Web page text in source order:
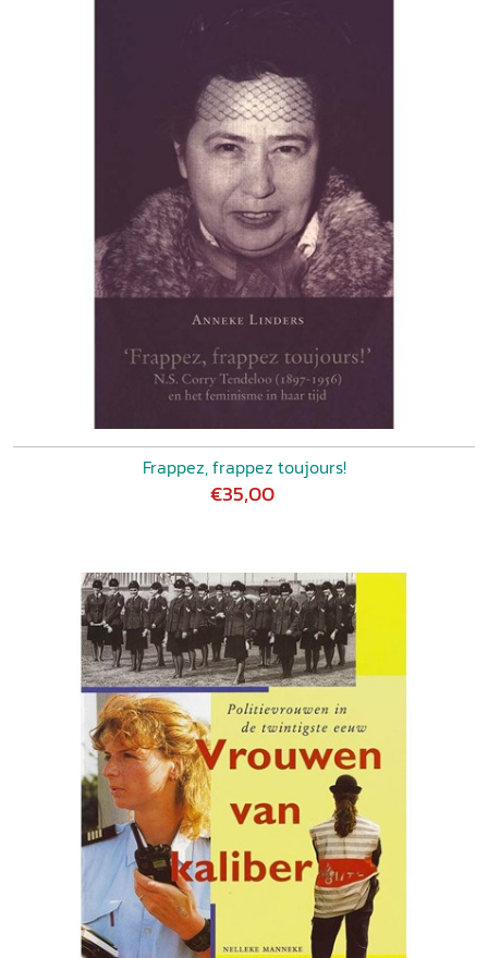
Frappez, frappez toujours!
€35,00